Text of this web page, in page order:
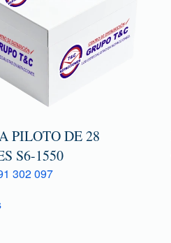
PILOTO DE 28
S6-1550
302 097